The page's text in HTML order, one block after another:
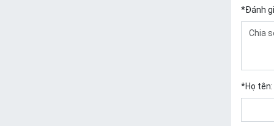
*Đánh
*Họ tên: